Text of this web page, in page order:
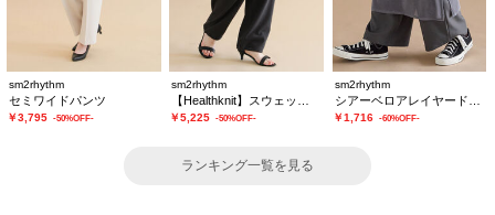
sm2rhythm
セミワイドパンツ
￥3,795 -50%OFF-
sm2rhythm
￥5,225 -50%OFF-
sm2rhythm
￥1,716 -60%OFF-
ランキング一覧を見る